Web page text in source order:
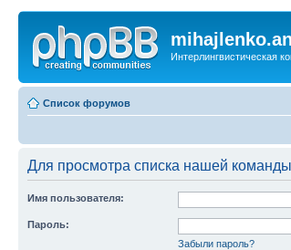
Интерлингвистическая
Список форумов
Для просмотра списка нашей
Имя пользователя:
Пароль:
Забыли пароль?